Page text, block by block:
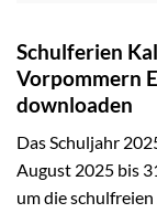
Schulferien
Vorpommern
downloaden
Das Schuljahr
August 2025 bis
um die